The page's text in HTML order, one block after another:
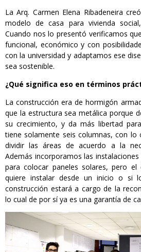
La Arq. Carmen Elena Ribadeneira
modelo de casa para vivienda
Cuando nos lo presentó verificamos
funcional, económico y con
con la universidad y adaptamos ese
sea sostenible.
¿Qué significa eso en términos
La construcción era de hormigón
que la estructura sea metálica porque
su crecimiento, y da más libertad
tiene solamente seis columnas, con lo
dividir las áreas de acuerdo a la
Además incorporamos las
para colocar paneles solares, pero
quiere instalar desde un inicio o si
construcción estará a cargo de la
lo cual de por sí ya es una garantía de